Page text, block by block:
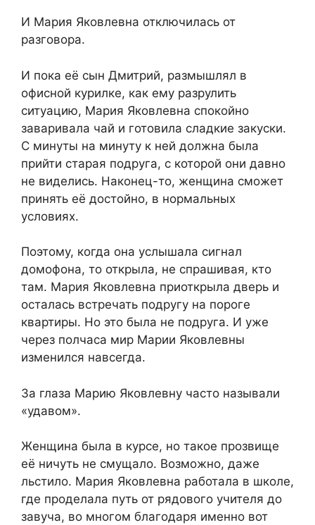
И Мария Яковлевна отключилась от
разговора.
И пока её сын Дмитрий, размышлял в
офисной курилке, как ему разрулить
ситуацию, Мария Яковлевна спокойно
заваривала чай и готовила сладкие закуски.
С минуты на минуту к ней должна была
прийти старая подруга, с которой они давно
не виделись. Наконец-то, женщина сможет
принять её достойно, в нормальных
условиях.
Поэтому, когда она услышала сигнал
домофона, то открыла, не спрашивая, кто
там. Мария Яковлевна приоткрыла дверь и
осталась встречать подругу на пороге
квартиры. Но это была не подруга. И уже
через полчаса мир Марии Яковлевны
изменился навсегда.
За глаза Марию Яковлевну часто называли
«удавом».
Женщина была в курсе, но такое прозвище
её ничуть не смущало. Возможно, даже
льстило. Мария Яковлевна работала в школе,
где проделала путь от рядового учителя до
завуча, во многом благодаря именно вот